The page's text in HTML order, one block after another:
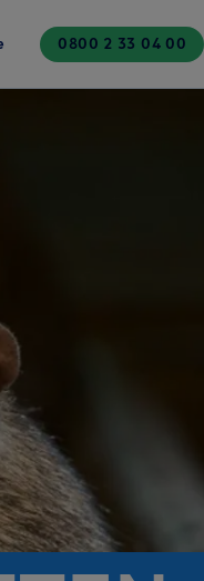
0800 2 33 04 00